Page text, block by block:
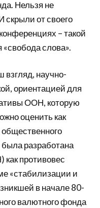
Нельзя не
скрыли от своего
– такой
«свобода слова».
взгляд, научно-
ориентацией для
ООН, которую
оценить как
общественного
разработана
противовес
«стабилизации и
в начале 80-
валютного фонда